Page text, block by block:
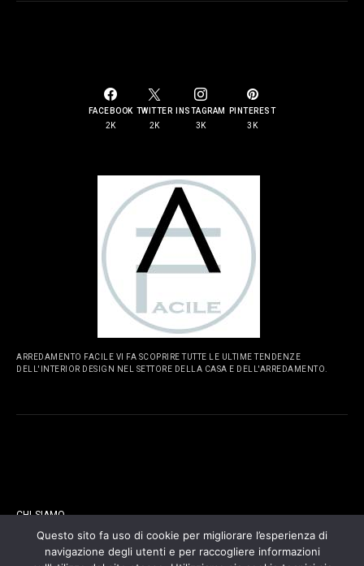
FACEBOOK
2K
TWITTER
2K
INSTAGRAM
3K
PINTEREST
3K
ARREDAMENTO FACILE VI FA SCOPRIRE TUTTE LE ULTIME TENDENZE
DELL'INTERIOR DESIGN NEL SETTORE DELLA CASA E DELL'ARREDAMENTO.
CHI SIAMO
CONTATTI
Questo sito fa uso di cookie per migliorare l’esperienza di
navigazione degli utenti e per raccogliere informazioni